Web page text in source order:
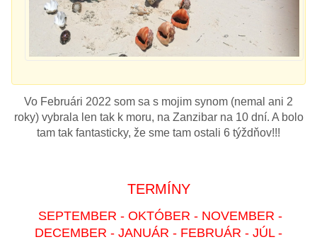
Vo Februári 2022 som sa s mojim synom (nemal ani 2
roky) vybrala len tak k moru, na Zanzibar na 10 dní. A bolo
tam tak fantasticky, že sme tam ostali 6 týždňov!!!
TERMÍNY
SEPTEMBER - OKTÓBER - NOVEMBER -
DECEMBER - JANUÁR - FEBRUÁR - JÚL -